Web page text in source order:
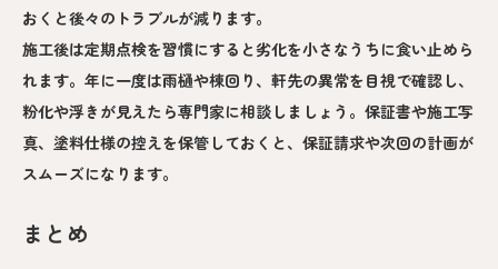
おくと後々のトラブルが減ります。
施工後は定期点検を習慣にすると劣化を小さなうちに食い止めら
れます。年に一度は雨樋や棟回り、軒先の異常を目視で確認し、
粉化や浮きが見えたら専門家に相談しましょう。保証書や施工写
真、塗料仕様の控えを保管しておくと、保証請求や次回の計画が
スムーズになります。
まとめ